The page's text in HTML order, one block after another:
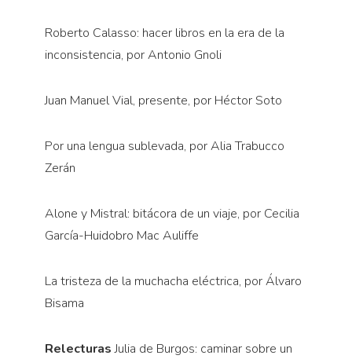
Roberto Calasso: hacer libros en la era de la
inconsistencia, por Antonio Gnoli
Juan Manuel Vial, presente, por Héctor Soto
Por una lengua sublevada, por Alia Trabucco
Zerán
Alone y Mistral: bitácora de un viaje, por Cecilia
García-Huidobro Mac Auliffe
La tristeza de la muchacha eléctrica, por Álvaro
Bisama
RelecturasJulia de Burgos: caminar sobre un